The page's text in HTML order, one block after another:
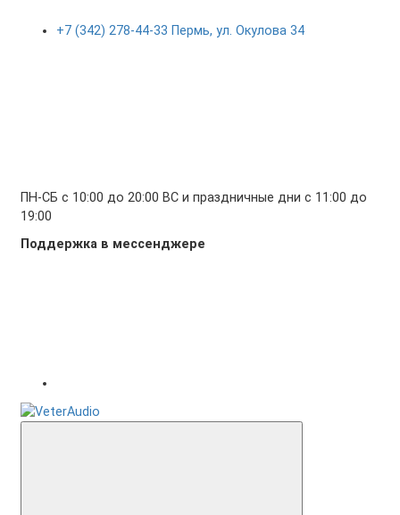
+7 (342) 278-44-33 Пермь, ул. Окулова 34
ПН-СБ с 10:00 до 20:00 ВС и праздничные дни с 11:00 до
19:00
Поддержка в мессенджере